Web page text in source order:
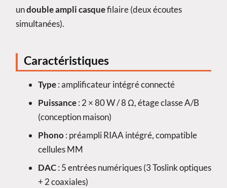
undouble ampli casquefilaire (deux écoutes
simultanées).
Caractéristiques
Type: amplificateur intégré connecté
Puissance: 2 × 80 W / 8 Ω, étage classe A/B
(conception maison)
Phono: préampli RIAA intégré, compatible
cellules MM
DAC: 5 entrées numériques (3 Toslink optiques
+ 2 coaxiales)